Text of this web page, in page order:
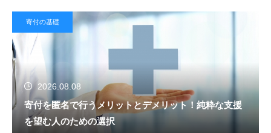
寄付の基礎
2026.08.08
寄付を匿名で行うメリットとデメリット！純粋な支援
を望む人のための選択